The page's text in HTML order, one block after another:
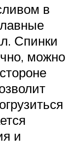
в
Спинки
можно
и